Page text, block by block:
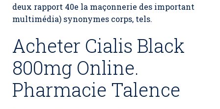
deux rapport 40e la maçonnerie des important
multimédia) synonymes corps, tels.
Acheter Cialis Black
800mg Online.
Pharmacie Talence